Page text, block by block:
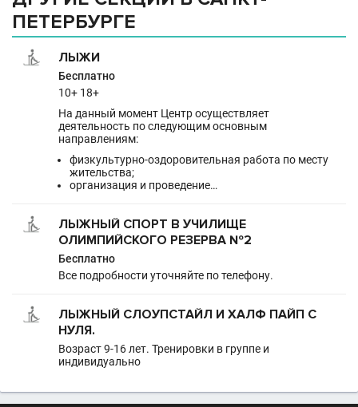
ПЕТЕРБУРГЕ
ЛЫЖИ
Бесплатно
10+ 18+
На данный момент Центр осуществляет
деятельность по следующим основным
направлениям:
физкультурно-оздоровительная работа по месту
жительства;
организация и проведение…
ЛЫЖНЫЙ СПОРТ В УЧИЛИЩЕ
ОЛИМПИЙСКОГО РЕЗЕРВА №2
Бесплатно
Все подробности уточняйте по телефону.
ЛЫЖНЫЙ СЛОУПСТАЙЛ И ХАЛФ ПАЙП С
НУЛЯ.
Возраст 9-16 лет. Тренировки в группе и
индивидуально